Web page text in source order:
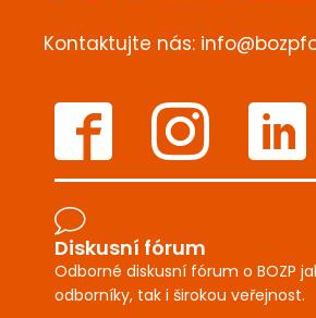
Kontaktujte nás:
Diskusní fórum
Odborné diskusní fórum o BOZP
odborníky, tak i širokou veřejnost.